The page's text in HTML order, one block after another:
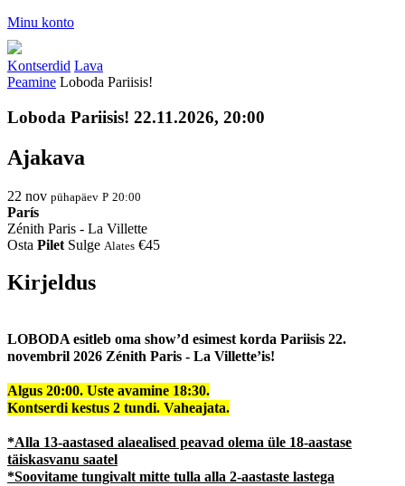
Minu konto
Kontserdid Lava
Peamine Loboda Pariisis!
Loboda Pariisis! 22.11.2026, 20:00
Ajakava
22 nov pühapäev P 20:00
París
Zénith Paris - La Villette
Osta Pilet Sulge Alates €45
Kirjeldus
LOBODA esitleb oma show’d esimest korda Pariisis 22.
novembril 2026 Zénith Paris - La Villette’is!
Algus 20:00. Uste avamine 18:30.
Kontserdi kestus 2 tundi. Vaheajata.
*Alla 13-aastased alaealised peavad olema üle 18-aastase
täiskasvanu saatel
*Soovitame tungivalt mitte tulla alla 2-aastaste lastega